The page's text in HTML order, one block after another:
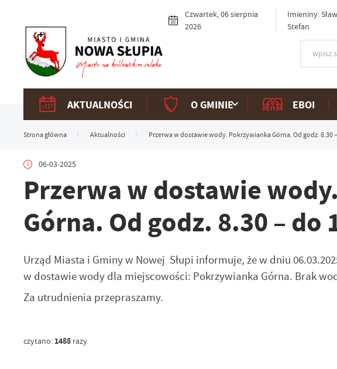
Czwartek, 06 sierpnia
2026
Imieniny:
Stefan
AKTUALNOŚCI O GMINIE EBOI
Strona główna Aktualności Przerwa w dostawie wody. Pokrzywianka Górna. Od godz. 8.30
06-03-2025
Przerwa w dostawie
Górna. Od godz. 8.30 – do
Urząd Miasta i Gminy w Nowej Słupi informuje, że w dniu
w dostawie wody dla miejscowości: Pokrzywianka Górna. Brak
Za utrudnienia przepraszamy.
czytano: 1488razy